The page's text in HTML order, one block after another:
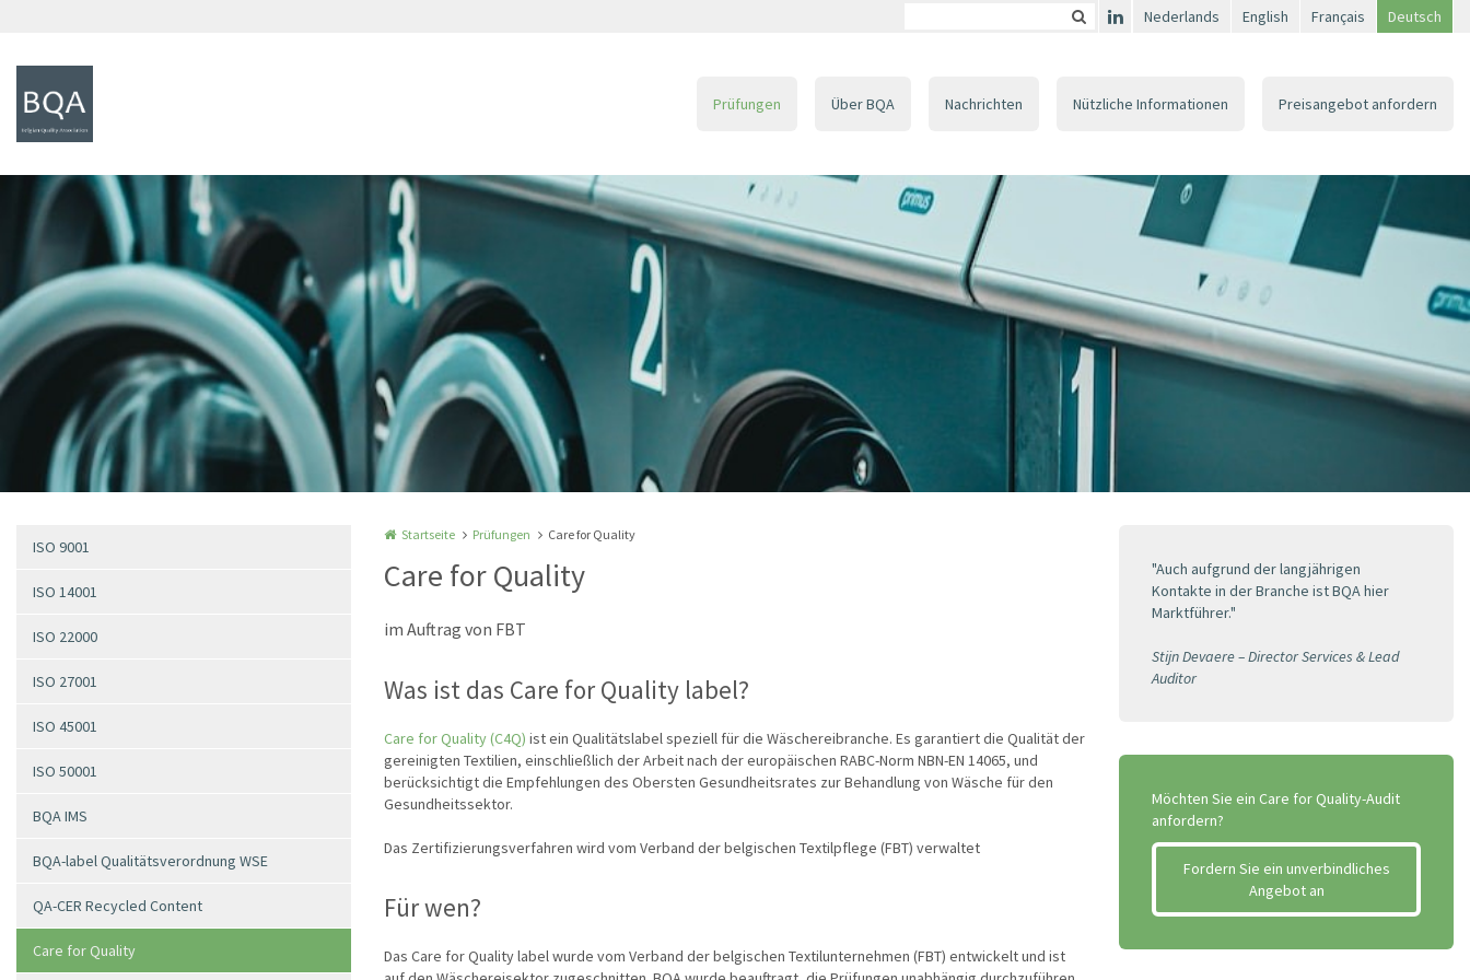
Nederlands English Français Deutsch
Prüfungen Über BQA Nachrichten Nützliche Informationen Preisangebot anfordern
ISO 9001
ISO 14001
ISO 22000
ISO 27001
ISO 45001
ISO 50001
BQA IMS
BQA-label Qualitätsverordnung WSE
QA-CER Recycled Content
Care for Quality
Startseite Prüfungen Care for Quality
Care for Quality
im Auftrag von FBT
Was ist das Care for Quality label?
Care for Quality (C4Q) ist ein Qualitätslabel speziell für die Wäschereibranche. Es garantiert die Qualität der
gereinigten Textilien, einschließlich der Arbeit nach der europäischen RABC-Norm NBN-EN 14065, und
berücksichtigt die Empfehlungen des Obersten Gesundheitsrates zur Behandlung von Wäsche für den
Gesundheitssektor.
Das Zertifizierungsverfahren wird vom Verband der belgischen Textilpflege (FBT) verwaltet
Für wen?
Das Care for Quality label wurde vom Verband der belgischen Textilunternehmen (FBT) entwickelt und ist
"Auch aufgrund der langjährigen
Kontakte in der Branche ist BQA hier
Marktführer."
Stijn Devaere – Director Services & Lead
Auditor
Möchten Sie ein Care for Quality-Audit
anfordern?
Fordern Sie ein unverbindliches
Angebot an